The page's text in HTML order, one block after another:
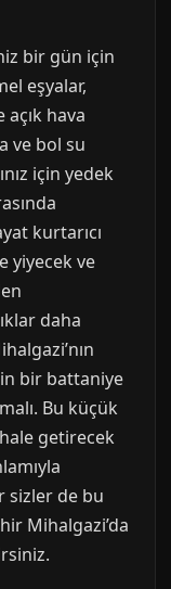
bir gün için
eşyalar,
hava
ve bol su
için yedek
kurtarıcı
yiyecek ve
daha
bir battaniye
Bu küçük
getirecek
sizler de bu
Mihalgazi’da